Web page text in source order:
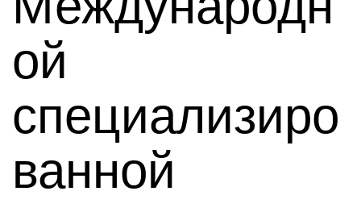
ой
специализиро
ванной